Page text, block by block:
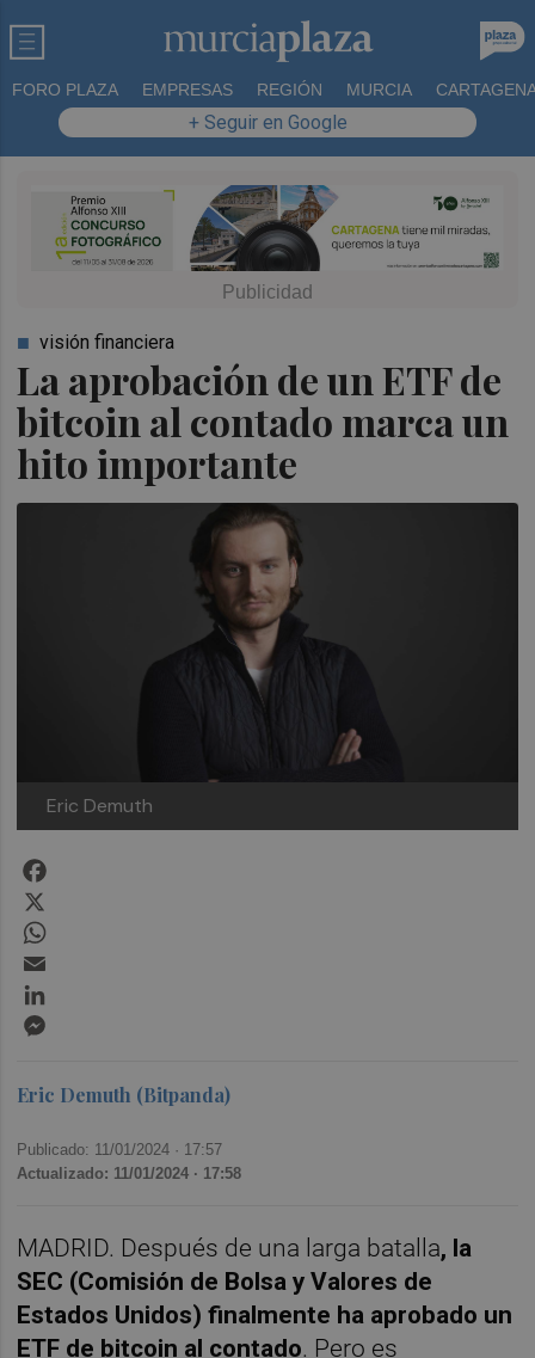
FORO PLAZA EMPRESAS REGIÓN MURCIA
+ Seguir en Google
La aprobación de un ETF de
bitcoin al contado marca un
hito importante
visión financiera
Eric Demuth
Eric Demuth (Bitpanda)
Publicado: 11/01/2024 · 17:57
Actualizado: 11/01/2024 · 17:58
MADRID. Después de una larga batalla, la
SEC (Comisión de Bolsa y Valores de
Estados Unidos) finalmente ha aprobado un
ETF de bitcoin al contado. Pero es